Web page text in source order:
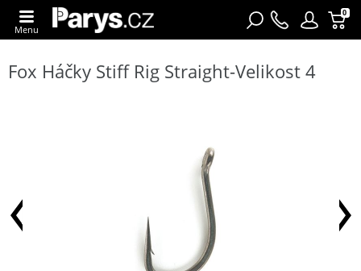
0
Menu
Fox Háčky Stiff Rig Straight-Velikost 4